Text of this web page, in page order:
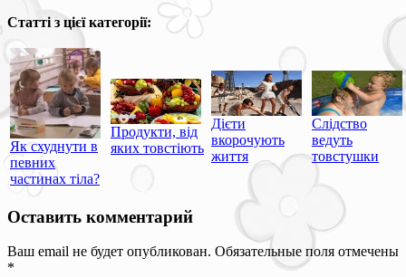
Статті з цієї категорії:
Як схуднути в
певних
частинах тіла?
Продукти, від
яких товстіють
Дієти
вкорочують
життя
Слідство
ведуть
товстушки
Оставить комментарий
Ваш email не будет опубликован. Обязательные поля отмечены
*